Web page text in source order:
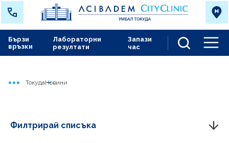
Лабораторни
резултати
Запази
час
Бързи
връзки
Начало
ТокудаНовини
Филтрирай списъка